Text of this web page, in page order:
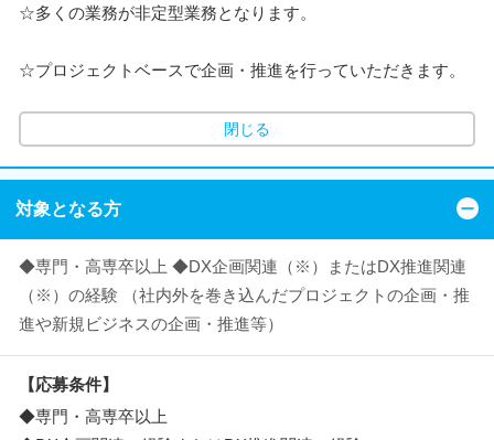
☆多くの業務が非定型業務となります。
☆プロジェクトベースで企画・推進を行っていただきます。
閉じる
対象となる方
◆専門・高専卒以上 ◆DX企画関連（※）またはDX推進関連
（※）の経験 （社内外を巻き込んだプロジェクトの企画・推
進や新規ビジネスの企画・推進等）
【応募条件】
◆専門・高専卒以上